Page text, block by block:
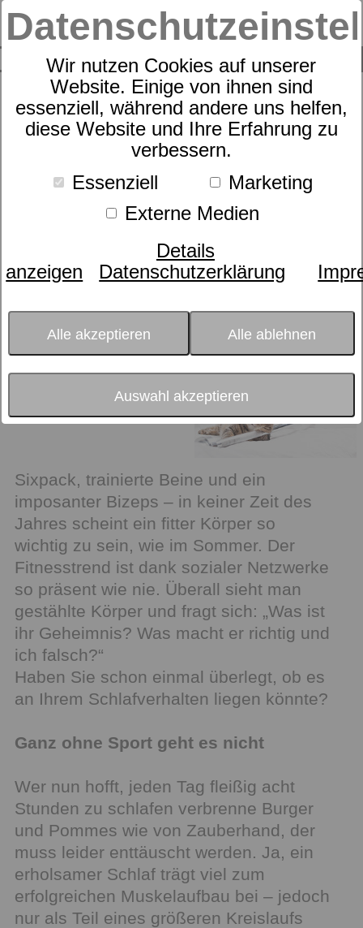
Wir nutzen Cookies auf unserer
Website. Einige von ihnen sind
essenziell, während andere uns helfen,
diese Website und Ihre Erfahrung zu
verbessern.
Essenziell
Marketing
Externe Medien
Details
anzeigen
Datenschutzerklärung
Alle akzeptieren Alle ablehnen
Auswahl akzeptieren
SUCHE
0
Suche nach
Schlafexperten-Tipps:
Schlafwissen für
erholsame Nächte
Kategorie:Gesundheit & Fitness
Muskeln aufbauen? Das mach‘ ich
im Schlaf!
Sixpack, trainierte Beine und ein
imposanter Bizeps – in keiner Zeit des
Jahres scheint ein fitter Körper so
wichtig zu sein, wie im Sommer. Der
Fitnesstrend ist dank sozialer Netzwerke
so präsent wie nie. Überall sieht man
gestählte Körper und fragt sich: „Was ist
ihr Geheimnis? Was macht er richtig und
ich falsch?“
Haben Sie schon einmal überlegt, ob es
an Ihrem Schlafverhalten liegen könnte?
Ganz ohne Sport geht es nicht
Wer nun hofft, jeden Tag fleißig acht
Stunden zu schlafen verbrenne Burger
und Pommes wie von Zauberhand, der
muss leider enttäuscht werden. Ja, ein
erholsamer Schlaf trägt viel zum
erfolgreichen Muskelaufbau bei – jedoch
nur als Teil eines größeren Kreislaufs